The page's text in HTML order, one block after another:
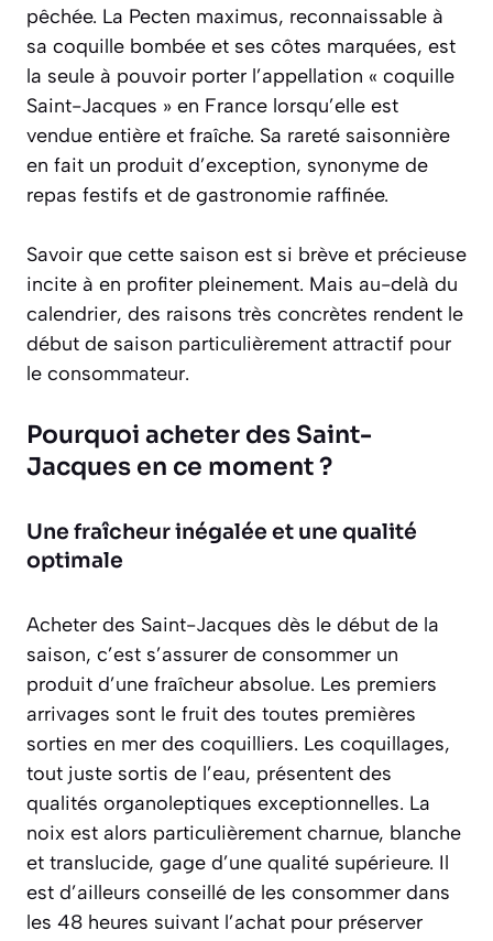
pêchée. La Pecten maximus, reconnaissable à
sa coquille bombée et ses côtes marquées, est
la seule à pouvoir porter l’appellation « coquille
Saint-Jacques » en France lorsqu’elle est
vendue entière et fraîche. Sa rareté saisonnière
en fait un produit d’exception, synonyme de
repas festifs et de gastronomie raffinée.
Savoir que cette saison est si brève et précieuse
incite à en profiter pleinement. Mais au-delà du
calendrier, des raisons très concrètes rendent le
début de saison particulièrement attractif pour
le consommateur.
Pourquoi acheter des Saint-
Jacques en ce moment ?
Une fraîcheur inégalée et une qualité
optimale
Acheter des Saint-Jacques dès le début de la
saison, c’est s’assurer de consommer un
produit d’une fraîcheur absolue. Les premiers
arrivages sont le fruit des toutes premières
sorties en mer des coquilliers. Les coquillages,
tout juste sortis de l’eau, présentent des
qualités organoleptiques exceptionnelles. La
noix est alors particulièrement charnue, blanche
et translucide, gage d’une qualité supérieure. Il
est d’ailleurs conseillé de les consommer dans
les 48 heures suivant l’achat pour préserver